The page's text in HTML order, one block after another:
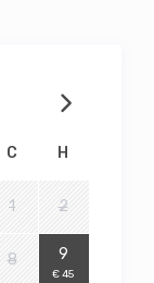
С Н
1 2
8 9
€ 45